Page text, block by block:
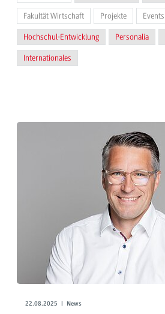
Fakultät Wirtschaft Projekte Events
Hochschul-Entwicklung Personalia
Internationales
22.08.2025 | News